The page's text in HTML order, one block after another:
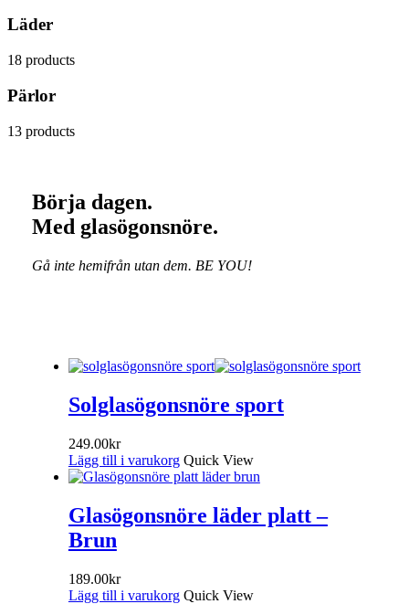
Läder
18 products
Pärlor
13 products
Börja dagen.
Med glasögonsnöre.
Gå inte hemifrån utan dem. BE YOU!
Solglasögonsnöre sport
249.00kr
Lägg till i varukorg Quick View
Glasögonsnöre läder platt –
Brun
189.00kr
Lägg till i varukorg Quick View